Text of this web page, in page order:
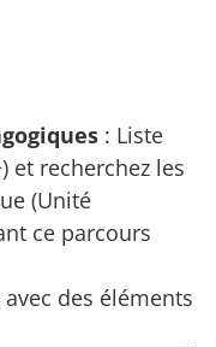
: Liste
et recherchez les
(Unité
ce parcours
des éléments